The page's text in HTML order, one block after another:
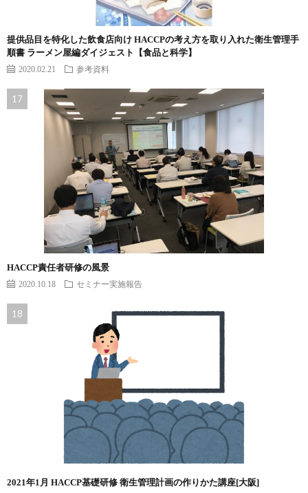
提供品目を特化した飲食店向け HACCPの考え方を取り入れた衛生管理手
順書 ラーメン屋編ダイジェスト【食品と科学】
2020.02.21 参考資料
HACCP責任者研修の風景
2020.10.18 セミナー実施報告
2021年1月 HACCP基礎研修 衛生管理計画の作りかた講座[大阪]